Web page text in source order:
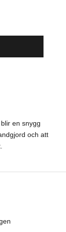
en snygg
och att